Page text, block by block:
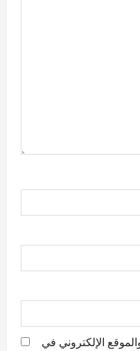
الإلكتروني في